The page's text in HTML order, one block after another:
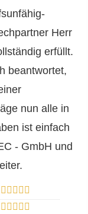
Herr
erfüllt.
beantwortet,
nun alle in
ist einfach
- GmbH und